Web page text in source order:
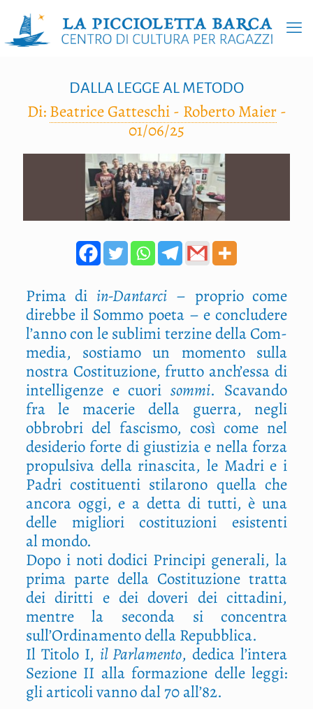
DALLA LEGGE AL METODO
Di:Beatrice Gatteschi - Roberto Maier -
01/06/25
Pri­ma di in-Dan­tar­ci – pro­prio come
direb­be il Som­mo poe­ta – e con­clu­de­re
l’anno con le subli­mi ter­zi­ne del­la Com­
me­dia, sostia­mo un momen­to sul­la
nostra Costi­tu­zio­ne, frut­to anch’essa di
intel­li­gen­ze e cuo­risom­mi. Sca­van­do
fra le mace­rie del­la guer­ra, negli
obbro­bri del fasci­smo, così come nel
desi­de­rio for­te di giu­sti­zia e nel­la for­za
pro­pul­si­va del­la rina­sci­ta, le Madri e i
Padri costi­tuen­ti sti­la­ro­no quel­la che
anco­ra oggi, e a det­ta di tut­ti, è una
del­le miglio­ri costi­tu­zio­ni esi­sten­ti
al mondo.
Dopo i noti dodi­ci Prin­ci­pi gene­ra­li, la
pri­ma par­te del­la Costi­tu­zio­ne trat­ta
dei dirit­ti e dei dove­ri dei cit­ta­di­ni,
men­tre la secon­da si con­cen­tra
sull’Ordinamento del­la Repubblica.
Il Tito­lo I, il Par­la­men­to, dedi­ca l’intera
Sezio­ne II alla for­ma­zio­ne del­le leg­gi:
gli arti­co­li van­no dal 70 all’82.